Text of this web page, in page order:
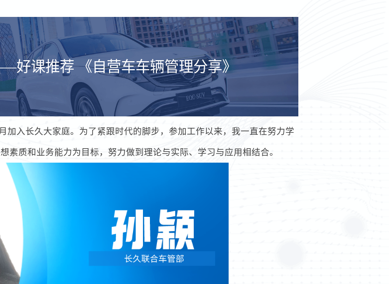
好课推荐 《自营车车辆管理分享》
加入长久大家庭。为了紧跟时代的脚步，参加工作以来，我一直在努力学
素质和业务能力为目标，努力做到理论与实际、学习与应用相结合。